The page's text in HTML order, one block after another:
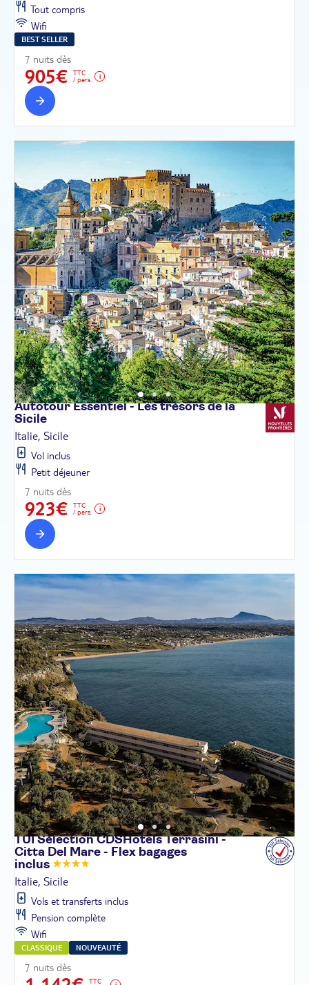
Tout compris
Wifi
BEST SELLER
7 nuits dès
905€
TTC
/ pers.
Autotour Essentiel - Les trésors de la
Sicile
Italie, Sicile
Vol inclus
Petit déjeuner
7 nuits dès
923€
TTC
/ pers.
TUI Sélection CDSHotels Terrasini -
Citta Del Mare - Flex bagages
inclus
Italie, Sicile
Vols et transferts inclus
Pension complète
Wifi
CLASSIQUE NOUVEAUTÉ
7 nuits dès
TTC